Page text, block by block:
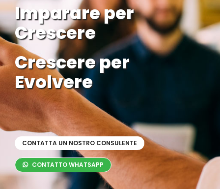
FORMAZIONE
Imparare per
Crescere
Crescere per
Evolvere
CONTATTA UN NOSTRO CONSULENTE
CONTATTO WHATSAPP